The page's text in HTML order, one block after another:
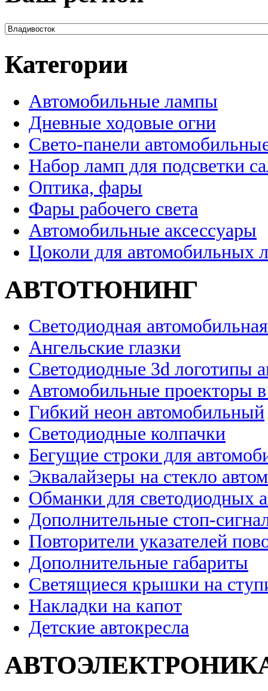
Категории
Автомобильные лампы
Дневные ходовые огни
Свето-панели
Набор ламп для подсветки
Оптика, фары
Фары рабочего света
Автомобильные аксессуары
Цоколи для автомобильных
АВТОТЮНИНГ
Светодиодная
Ангельские глазки
Светодиодные 3d логотипы
Автомобильные проекторы
Гибкий неон автомобильный
Светодиодные колпачки
Бегущие строки для
Эквалайзеры на стекло
Обманки для светодиодных
Дополнительные стоп-
Повторители указателей
Дополнительные габариты
Светящиеся крышки на
Накладки на капот
Детские автокресла